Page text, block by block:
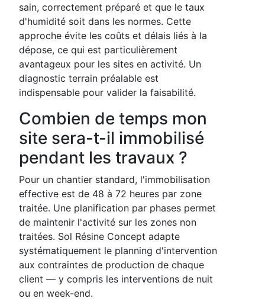
sain, correctement préparé et que le taux
d'humidité soit dans les normes. Cette
approche évite les coûts et délais liés à la
dépose, ce qui est particulièrement
avantageux pour les sites en activité. Un
diagnostic terrain préalable est
indispensable pour valider la faisabilité.
Combien de temps mon
site sera-t-il immobilisé
pendant les travaux ?
Pour un chantier standard, l'immobilisation
effective est de 48 à 72 heures par zone
traitée. Une planification par phases permet
de maintenir l'activité sur les zones non
traitées. Sol Résine Concept adapte
systématiquement le planning d'intervention
aux contraintes de production de chaque
client — y compris les interventions de nuit
ou en week-end.